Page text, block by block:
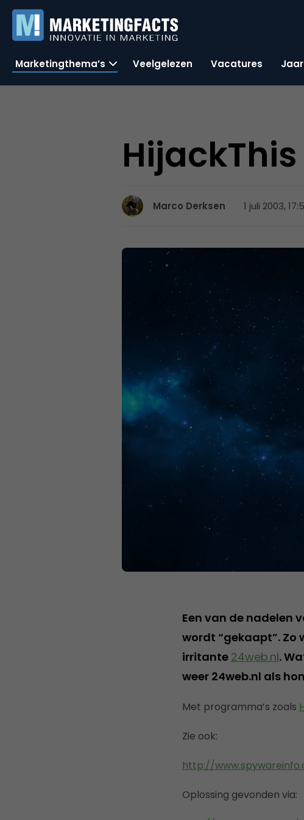
Marketingthema’s Veelgelezen Vacatures
HijackThis
Marco Derksen 1 juli 2003,
Een van de nadelen
wordt “gekaapt”. Zo
irritante 24web.nl.
weer 24web.nl als
Met programma’s zoals
Zie ook:
http://
Oplossing gevonden via: